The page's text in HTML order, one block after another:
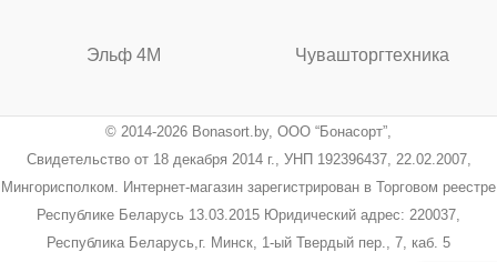
Эльф 4М Чувашторгтехника
© 2014-2026 Bonasort.by, ООО “Бонасорт”,
Свидетельство от 18 декабря 2014 г., УНП 192396437, 22.02.2007,
Мингорисполком. Интернет-магазин зарегистрирован в Торговом реестре
Республике Беларусь 13.03.2015 Юридический адрес: 220037,
Республика Беларусь,г. Минск, 1-ый Твердый пер., 7, каб. 5